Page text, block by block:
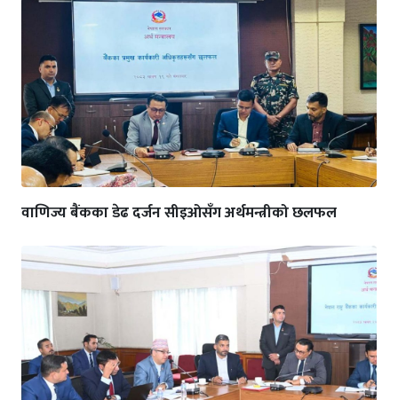
वाणिज्य बैंकका डेढ दर्जन सीइओसँग अर्थमन्त्रीको छलफल